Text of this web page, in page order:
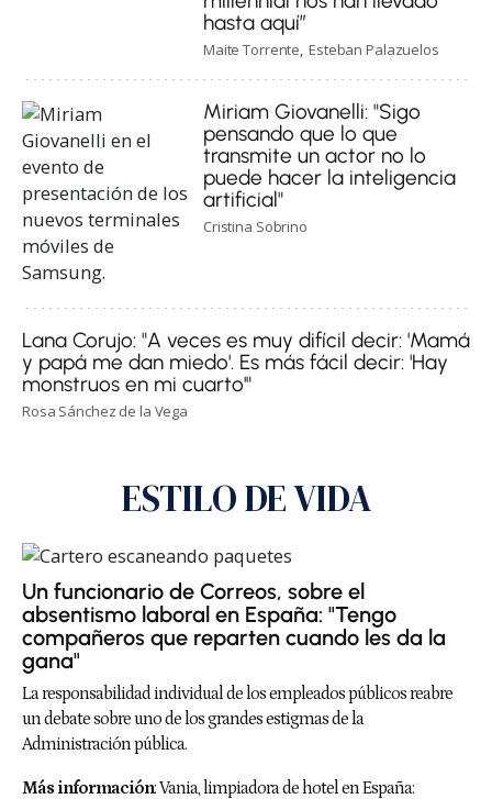
hasta aquí”
Maite Torrente Esteban Palazuelos
Miriam Giovanelli: "Sigo
pensando que lo que
transmite un actor no lo
puede hacer la inteligencia
artificial"
Cristina Sobrino
Lana Corujo: "A veces es muy difícil decir: 'Mamá
y papá me dan miedo'. Es más fácil decir: 'Hay
monstruos en mi cuarto'"
Rosa Sánchez de la Vega
ESTILO DE VIDA
Un funcionario de Correos, sobre el
absentismo laboral en España: "Tengo
compañeros que reparten cuando les da la
gana"
La responsabilidad individual de los empleados públicos reabre
un debate sobre uno de los grandes estigmas de la
Administración pública.
Más información:Vania, limpiadora de hotel en España: